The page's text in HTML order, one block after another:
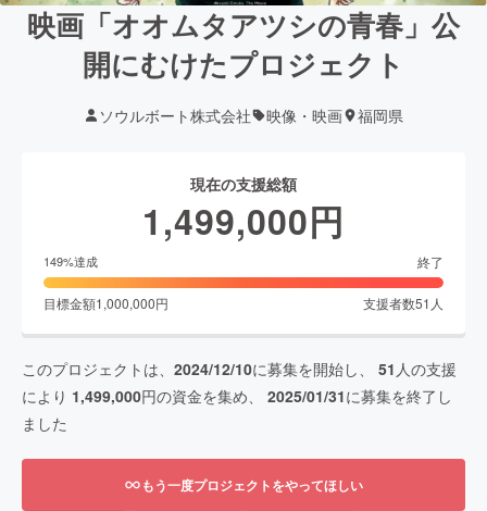
映画「オオムタアツシの青春」公
開にむけたプロジェクト
ソウルボート株式会社 映像・映画 福岡県
現在の支援総額
1,499,000円
149%達成 終了
目標金額1,000,000円 支援者数51 人
このプロジェクトは、 2024/12/10に募集を開始し、 51 人の支援
により 1,499,000円の資金を集め、 2025/01/31に募集を終了し
ました
もう一度プロジェクトをやってほしい